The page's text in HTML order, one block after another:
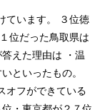
ています。 ３位徳
位だった鳥取県は
えた理由は ・温
といったもの。
オフができている